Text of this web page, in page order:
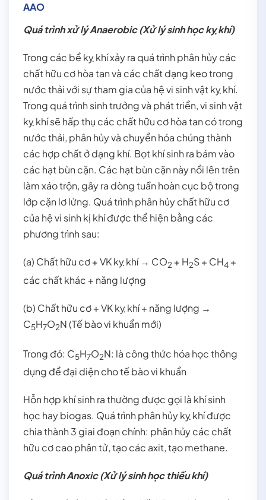
AAO
Quá trình xử lý Anaerobic (Xử lý sinh học kỵ khí)
Trong các bể kỵ khí xảy ra quá trình phân hủy các
chất hữu cơ hòa tan và các chất dạng keo trong
nước thải với sự tham gia của hệ vi sinh vật kỵ khí.
Trong quá trình sinh trưởng và phát triển, vi sinh vật
kỵ khí sẽ hấp thụ các chất hữu cơ hòa tan có trong
nước thải, phân hủy và chuyển hóa chúng thành
các hợp chất ở dạng khí. Bọt khí sinh ra bám vào
các hạt bùn cặn. Các hạt bùn cặn này nổi lên trên
làm xáo trộn, gây ra dòng tuần hoàn cục bộ trong
lớp cặn lơ lửng. Quá trình phân hủy chất hữu cơ
của hệ vi sinh kị khí được thể hiện bằng các
phương trình sau:
(a) Chất hữu cơ + VK kỵ khí → CO2 + H2S + CH4 +
các chất khác + năng lượng
(b) Chất hữu cơ + VK kỵ khí + năng lượng →
C5H7O2N (Tế bào vi khuẩn mới)
Trong đó: C5H7O2N: là công thức hóa học thông
dụng để đại diện cho tế bào vi khuẩn
Hỗn hợp khí sinh ra thường được gọi là khí sinh
học hay biogas. Quá trình phân hủy kỵ khí được
chia thành 3 giai đoạn chính: phân hủy các chất
hữu cơ cao phân tử, tạo các axit, tạo methane.
Quá trình Anoxic (Xử lý sinh học thiếu khí)